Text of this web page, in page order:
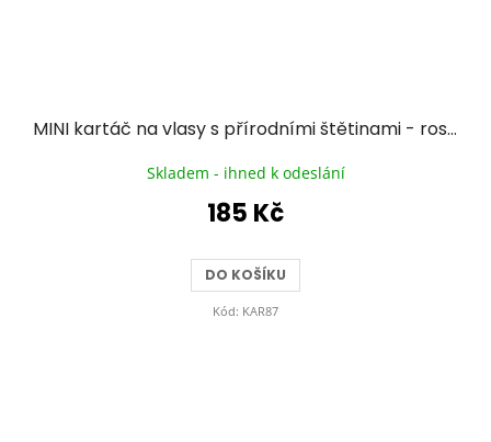
MINI kartáč na vlasy s přírodními štětinami - rose gold
Skladem - ihned k odeslání
185 Kč
DO KOŠÍKU
Kód: KAR87